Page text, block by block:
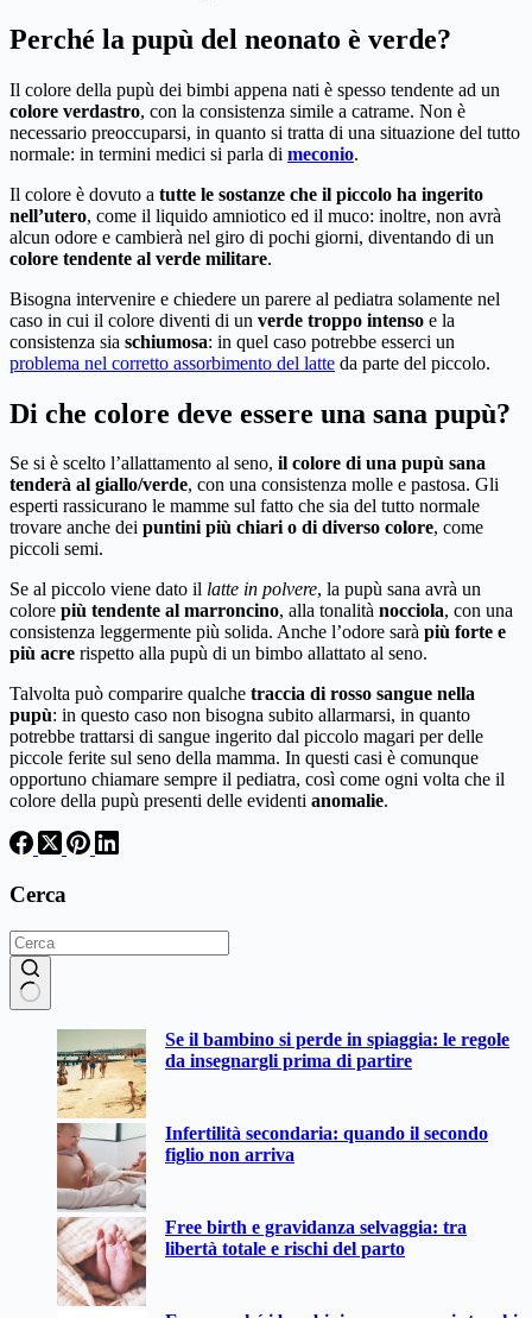
Perché la pupù del neonato è verde?
Il colore della pupù dei bimbi appena nati è spesso tendente ad un
colore verdastro, con la consistenza simile a catrame. Non è
necessario preoccuparsi, in quanto si tratta di una situazione del tutto
normale: in termini medici si parla di meconio.
Il colore è dovuto a tutte le sostanze che il piccolo ha ingerito
nell’utero, come il liquido amniotico ed il muco: inoltre, non avrà
alcun odore e cambierà nel giro di pochi giorni, diventando di un
colore tendente al verde militare.
Bisogna intervenire e chiedere un parere al pediatra solamente nel
caso in cui il colore diventi di un verde troppo intenso e la
consistenza sia schiumosa: in quel caso potrebbe esserci un
problema nel corretto assorbimento del latte da parte del piccolo.
Di che colore deve essere una sana pupù?
Se si è scelto l’allattamento al seno, il colore di una pupù sana
tenderà al giallo/verde, con una consistenza molle e pastosa. Gli
esperti rassicurano le mamme sul fatto che sia del tutto normale
trovare anche dei puntini più chiari o di diverso colore, come
piccoli semi.
Se al piccolo viene dato il latte in polvere, la pupù sana avrà un
colore più tendente al marroncino, alla tonalità nocciola, con una
consistenza leggermente più solida. Anche l’odore sarà più forte e
più acre rispetto alla pupù di un bimbo allattato al seno.
Talvolta può comparire qualche traccia di rosso sangue nella
pupù: in questo caso non bisogna subito allarmarsi, in quanto
potrebbe trattarsi di sangue ingerito dal piccolo magari per delle
piccole ferite sul seno della mamma. In questi casi è comunque
opportuno chiamare sempre il pediatra, così come ogni volta che il
colore della pupù presenti delle evidenti anomalie.
Cerca
Se il bambino si perde in spiaggia: le regole
da insegnargli prima di partire
Infertilità secondaria: quando il secondo
figlio non arriva
Free birth e gravidanza selvaggia: tra
libertà totale e rischi del parto